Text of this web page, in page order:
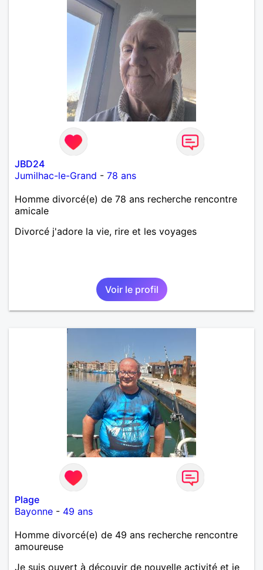
JBD24
Jumilhac-le-Grand - 78 ans
Homme divorcé(e) de 78 ans recherche rencontre
amicale
Divorcé j'adore la vie, rire et les voyages
Voir le profil
Plage
Bayonne - 49 ans
Homme divorcé(e) de 49 ans recherche rencontre
amoureuse
Je suis ouvert à découvir de nouvelle activité et je